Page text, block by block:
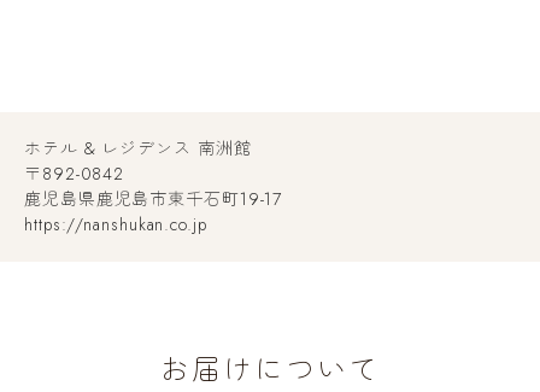
ホテル & レジデンス 南洲館
〒892-0842
鹿児島県鹿児島市東千石町19-17
https://nanshukan.co.jp
お届けについて